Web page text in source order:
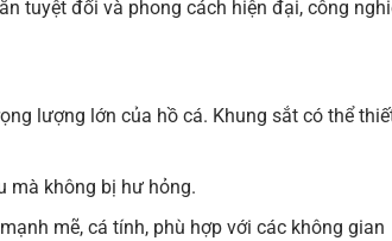
tuyệt đối và phong cách hiện đại, công
lượng lớn của hồ cá. Khung sắt có thể
mà không bị hư hỏng.
mẽ, cá tính, phù hợp với các không gian